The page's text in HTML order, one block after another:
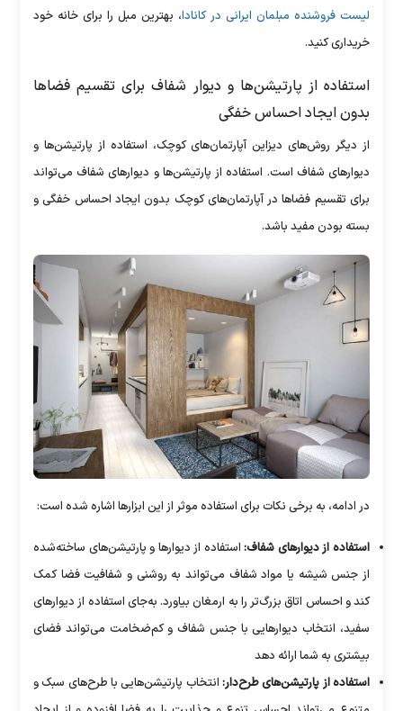
لیست فروشنده مبلمان ایرانی در کانادا، بهترین مبل را برای خانه خود
خریداری کنید.
استفاده از پارتیشن‌ها و دیوار شفاف برای تقسیم فضا‌ها
بدون ایجاد احساس خفگی
از دیگر روش‌های دیزاین آپارتمان‌های کوچک، استفاده از پارتیشن‌ها و
دیوار‌های شفاف است. استفاده از پارتیشن‌ها و دیوار‌های شفاف می‌تواند
برای تقسیم فضا‌ها در آپارتمان‌های کوچک بدون ایجاد احساس خفگی و
بسته بودن مفید باشد.
در ادامه، به برخی نکات برای استفاده موثر از این ابزار‌ها اشاره شده است:
استفاده از دیوار‌های شفاف: استفاده از دیوار‌ها و پارتیشن‌های ساخته‌شده
از جنس شیشه یا مواد شفاف می‌تواند به روشنی و شفافیت فضا کمک
کند و احساس اتاق بزرگ‌تر را به ارمغان بیاورد. به‌جای استفاده از دیوار‌های
سفید، انتخاب دیوار‌هایی با جنس شفاف و کم‌ضخامت می‌تواند فضای
بیشتری به شما ارائه دهد
استفاده از پارتیشن‌های طرح‌دار: انتخاب پارتیشن‌هایی با طرح‌های سبک و